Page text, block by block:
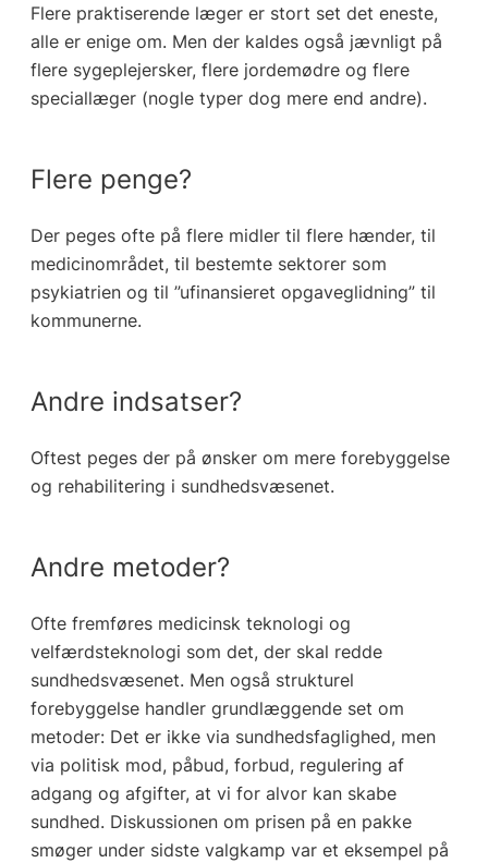
Flere praktiserende læger er stort set det eneste,
alle er enige om. Men der kaldes også jævnligt på
flere sygeplejersker, flere jordemødre og flere
speciallæger (nogle typer dog mere end andre).
Flere penge?
Der peges ofte på flere midler til flere hænder, til
medicinområdet, til bestemte sektorer som
psykiatrien og til ”ufinansieret opgaveglidning” til
kommunerne.
Andre indsatser?
Oftest peges der på ønsker om mere forebyggelse
og rehabilitering i sundhedsvæsenet.
Andre metoder?
Ofte fremføres medicinsk teknologi og
velfærdsteknologi som det, der skal redde
sundhedsvæsenet. Men også strukturel
forebyggelse handler grundlæggende set om
metoder: Det er ikke via sundhedsfaglighed, men
via politisk mod, påbud, forbud, regulering af
adgang og afgifter, at vi for alvor kan skabe
sundhed. Diskussionen om prisen på en pakke
smøger under sidste valgkamp var et eksempel på